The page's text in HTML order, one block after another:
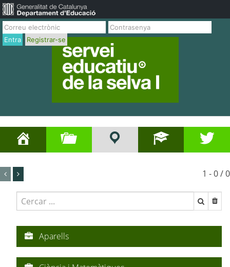
Entra Registrar-se
1 - 0 / 0
Aparells